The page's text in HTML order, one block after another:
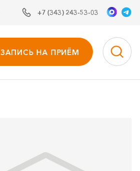
+7 (343) 243-53-03
ЗАПИСЬ НА ПРИЁМ